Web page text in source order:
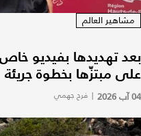
مشاهير العالم
بعد تهديدها بفيديو
على مبتزّها بخطوة جريئة
04 آب 2026 | فرح جهمي